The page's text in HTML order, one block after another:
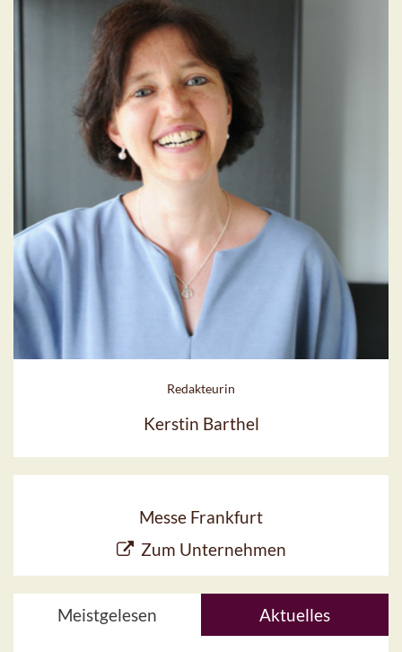
Redakteurin
Kerstin Barthel
Messe Frankfurt
Zum Unternehmen
Meistgelesen Aktuelles